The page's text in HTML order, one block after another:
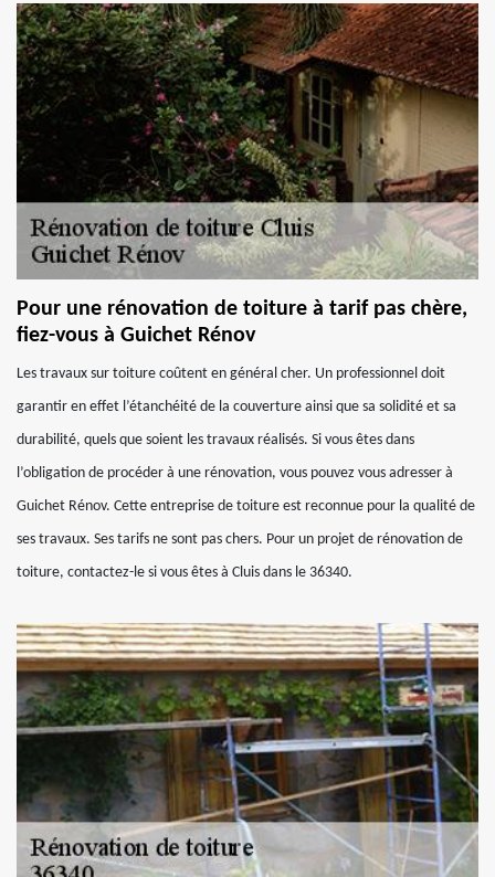
Pour une rénovation de toiture à tarif pas chère,
fiez-vous à Guichet Rénov
Les travaux sur toiture coûtent en général cher. Un professionnel doit
garantir en effet l’étanchéité de la couverture ainsi que sa solidité et sa
durabilité, quels que soient les travaux réalisés. Si vous êtes dans
l’obligation de procéder à une rénovation, vous pouvez vous adresser à
Guichet Rénov. Cette entreprise de toiture est reconnue pour la qualité de
ses travaux. Ses tarifs ne sont pas chers. Pour un projet de rénovation de
toiture, contactez-le si vous êtes à Cluis dans le 36340.